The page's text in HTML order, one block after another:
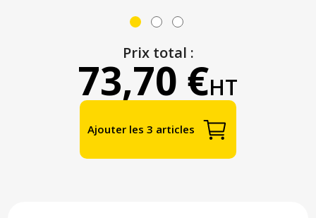
Prix total :
73,70 €HT
Ajouter les 3 articles